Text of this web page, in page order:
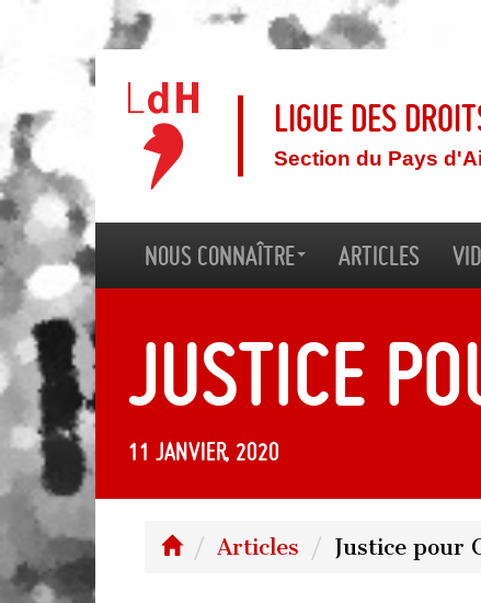
Ligue des
Section du Pays
Nous connaître Articles
Justice
11 janvier, 2020
Articles Justice pour